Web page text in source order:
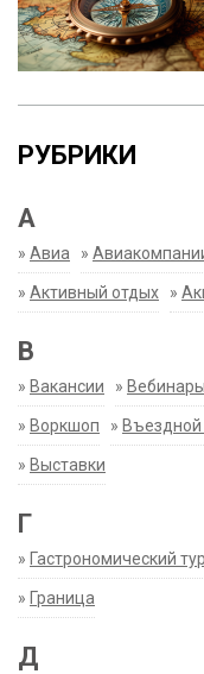
РУБРИКИ
А
» Авиа »
» Активный отдых »
В
» Вакансии » Вебинары
» Воркшоп » Въездной
» Выставки
Г
» Гастрономический
» Граница
Д